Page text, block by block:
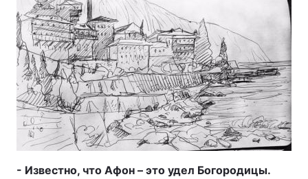
- Известно, что Афон – это удел Богородицы.